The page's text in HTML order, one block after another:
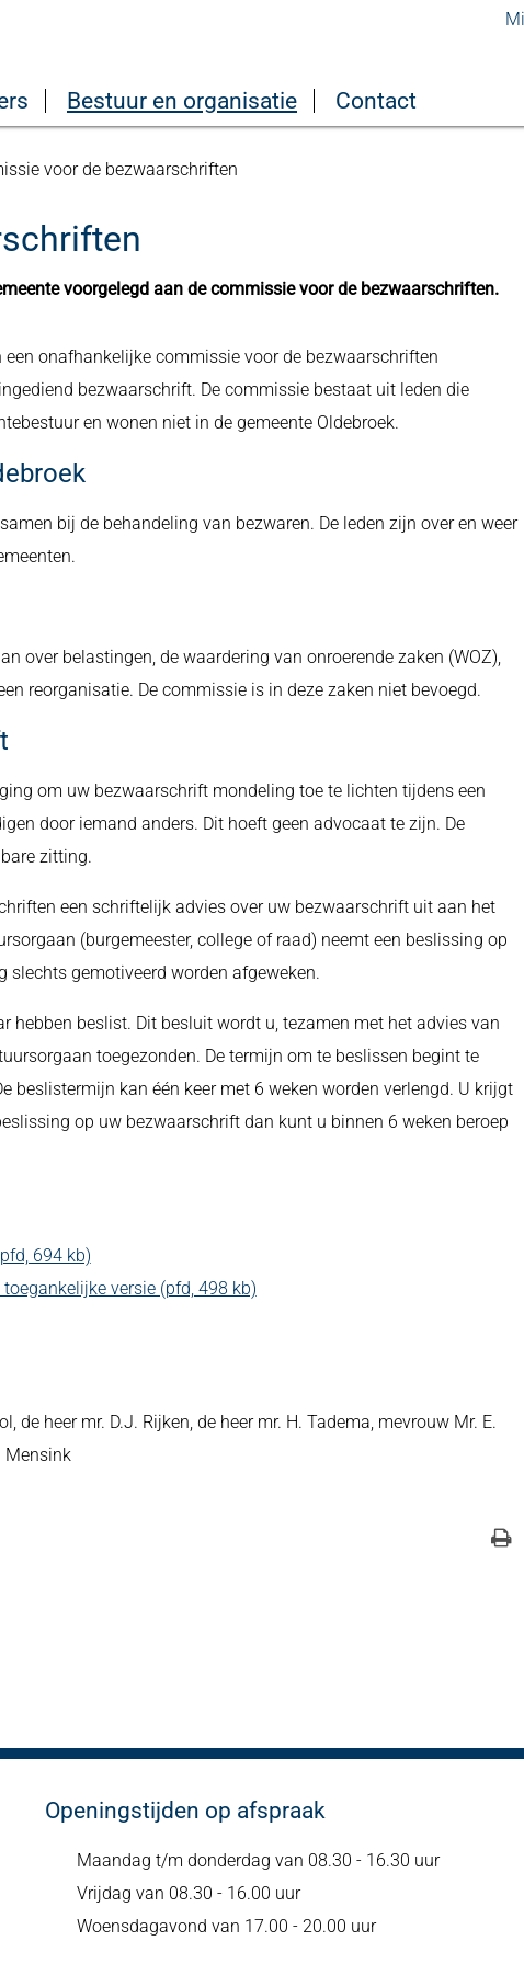
Bestuur en organisatie Contact
voor de bezwaarschriften
voorgelegd aan de commissie voor de bezwaarschriften.
een onafhankelijke commissie voor de bezwaarschriften
bezwaarschrift. De commissie bestaat uit leden die
en wonen niet in de gemeente Oldebroek.
bij de behandeling van bezwaren. De leden zijn over en weer
over belastingen, de waardering van onroerende zaken (WOZ),
reorganisatie. De commissie is in deze zaken niet bevoegd.
om uw bezwaarschrift mondeling toe te lichten tijdens een
door iemand anders. Dit hoeft geen advocaat te zijn. De
zitting.
een schriftelijk advies over uw bezwaarschrift uit aan het
(burgemeester, college of raad) neemt een beslissing op
gemotiveerd worden afgeweken.
hebben beslist. Dit besluit wordt u, tezamen met het advies van
toegezonden. De termijn om te beslissen begint te
beslistermijn kan één keer met 6 weken worden verlengd. U krijgt
op uw bezwaarschrift dan kunt u binnen 6 weken beroep
694 kb)
versie (pfd, 498 kb)
de heer mr. D.J. Rijken, de heer mr. H. Tadema, mevrouw Mr. E.
Mensink
Openingstijden op afspraak
Maandag t/m donderdag van 08.30 - 16.30 uur
Vrijdag van 08.30 - 16.00 uur
Woensdagavond van 17.00 - 20.00 uur